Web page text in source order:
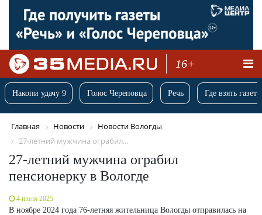
16+
Накопи удачу 9 Голос Череповца Речь Где взять
Главная Новости
Новости Вологды
27-летний мужчина ограбил...
27-летний мужчина ограбил
пенсионерку в Вологде
4 июля 2025
В ноябре 2024 года 76-летняя жительница Вологды отправилась на